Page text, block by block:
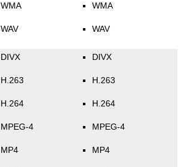
WMA
WAV
WMA
WAV
DIVX
H.263
H.264
MPEG-4
MP4
DIVX
H.263
H.264
MPEG-4
MP4